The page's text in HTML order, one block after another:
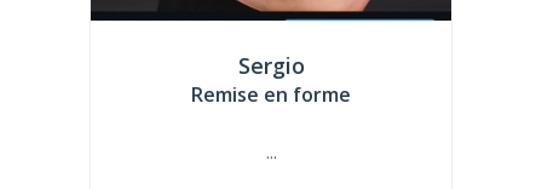
Sergio
Remise en forme
...